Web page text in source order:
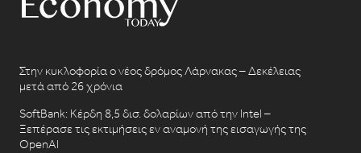
Στην κυκλοφορία ο νέος δρόμος Λάρνακας – Δεκέλειας
μετά από 26 χρόνια
SoftBank: Κέρδη 8,5 δισ. δολαρίων από την Intel –
Ξεπέρασε τις εκτιμήσεις εν αναμονή της εισαγωγής της
OpenAI